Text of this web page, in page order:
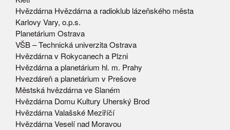
Hvězdárna Hvězdárna a radioklub lázeňského města
Karlovy Vary, o.p.s.
Planetárium Ostrava
VŠB – Technická univerzita Ostrava
Hvězdárna v Rokycanech a Plzni
Hvězdárna a planetárium hl. m. Prahy
Hvezdáreň a planetárium v Prešove
Městská hvězdárna ve Slaném
Hvězdárna Domu Kultury Uherský Brod
Hvězdárna Valašské Meziříčí
Hvězdárna Veselí nad Moravou